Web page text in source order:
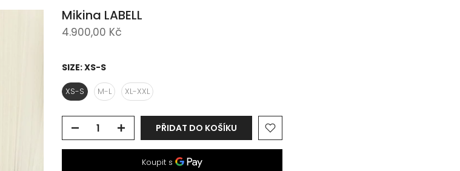
Mikina LABELL
4.900,00 Kč
SIZE:XS-S
XS-S M-L XL-XXL
PŘIDAT DO KOŠÍKU